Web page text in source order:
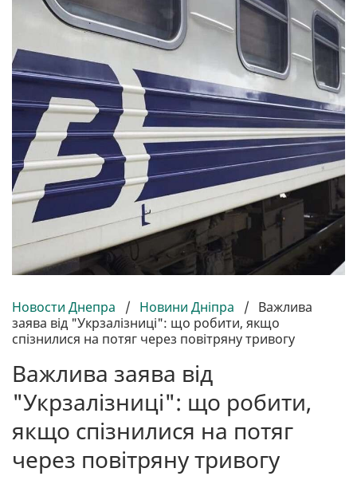
Новости Днепра / Новини Дніпра / Важлива
заява від "Укрзалізниці": що робити, якщо
спізнилися на потяг через повітряну тривогу
Важлива заява від
"Укрзалізниці": що робити,
якщо спізнилися на потяг
через повітряну тривогу